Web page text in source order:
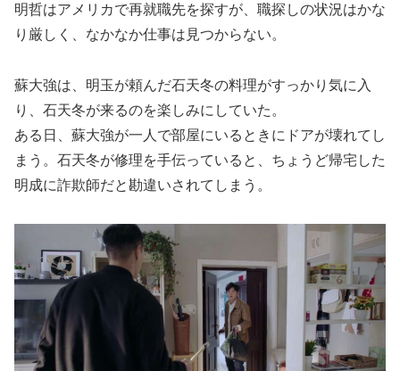
明哲はアメリカで再就職先を探すが、職探しの状況はかな
り厳しく、なかなか仕事は見つからない。
蘇大強は、明玉が頼んだ石天冬の料理がすっかり気に入
り、石天冬が来るのを楽しみにしていた。
ある日、蘇大強が一人で部屋にいるときにドアが壊れてし
まう。石天冬が修理を手伝っていると、ちょうど帰宅した
明成に詐欺師だと勘違いされてしまう。